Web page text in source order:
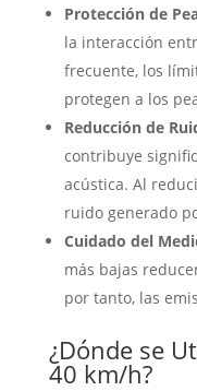
Protección de
la interacción
frecuente, los
protegen a los
Reducción de
contribuye
acústica. Al
ruido generado
Cuidado del
más bajas
por tanto, las
¿Dónde se
40 km/h?